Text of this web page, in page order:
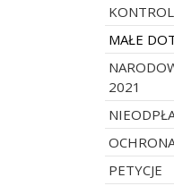
Rozwiń
MAŁE
2021
PETYCJE